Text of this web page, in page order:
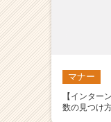
マナー
【インター
数の見つけ